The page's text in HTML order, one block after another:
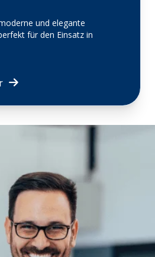
und elegante
für den Einsatz in